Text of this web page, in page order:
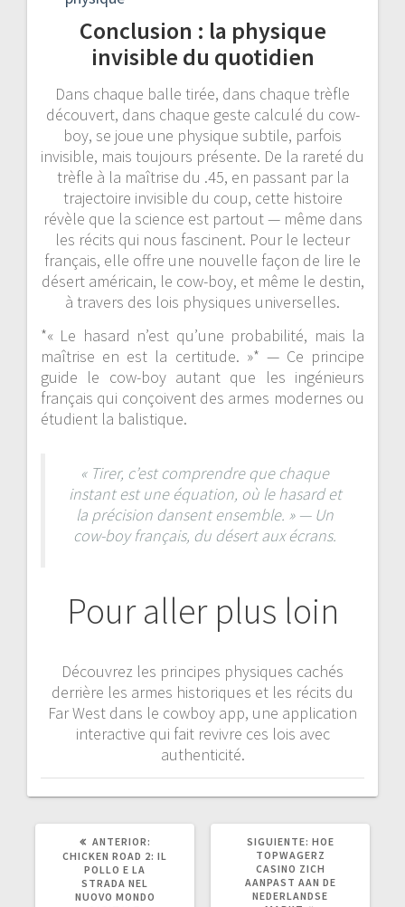
Conclusion : la physique
invisible du quotidien
Dans chaque balle tirée, dans chaque trèfle
découvert, dans chaque geste calculé du cow-
boy, se joue une physique subtile, parfois
invisible, mais toujours présente. De la rareté du
trèfle à la maîtrise du .45, en passant par la
trajectoire invisible du coup, cette histoire
révèle que la science est partout — même dans
les récits qui nous fascinent. Pour le lecteur
français, elle offre une nouvelle façon de lire le
désert américain, le cow-boy, et même le destin,
à travers des lois physiques universelles.
*« Le hasard n’est qu’une probabilité, mais la
maîtrise en est la certitude. »* — Ce principe
guide le cow-boy autant que les ingénieurs
français qui conçoivent des armes modernes ou
étudient la balistique.
« Tirer, c’est comprendre que chaque
instant est une équation, où le hasard et
la précision dansent ensemble. » — Un
cow-boy français, du désert aux écrans.
Pour aller plus loin
Découvrez les principes physiques cachés
derrière les armes historiques et les récits du
Far West dans le cowboy app, une application
interactive qui fait revivre ces lois avec
authenticité.
ANTERIOR:
ANTERIOR:
CHICKEN ROAD 2: IL
POLLO E LA
STRADA NEL
NUOVO MONDO
SIGUIENTE: SIGUIENTE
POST:
HOE
TOPWAGERZ
CASINO ZICH
AANPAST AAN DE
NEDERLANDSE